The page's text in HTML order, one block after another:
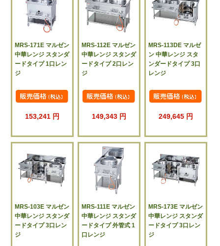
MRS-171E マルゼン
中華レンジ スタンダ
ードタイプ 1口レン
ジ
153,241 円
MRS-112E マルゼン
中華レンジ スタンダ
ードタイプ 2口レン
ジ
149,343 円
MRS-113DE マルゼ
ン 中華レンジ スタ
ンダードタイプ 3口
レンジ
249,645 円
MRS-103E マルゼン
中華レンジ スタンダ
ードタイプ 3口レン
ジ
MRS-111E マルゼン
中華レンジ スタンダ
ードタイプ 外管式 1
口レンジ
MRS-173E マルゼン
中華レンジ スタンダ
ードタイプ 3口レン
ジ